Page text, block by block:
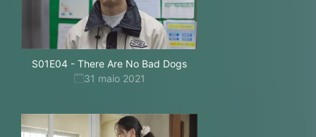
S01E04 - There Are No Bad Dogs
31 maio 2021